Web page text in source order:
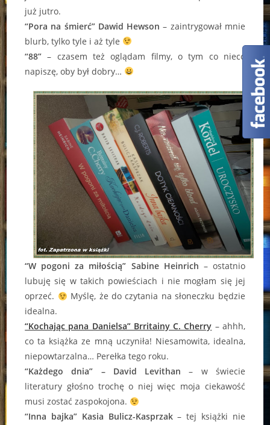
już jutro.
“Pora na śmierć” Dawid Hewson – zaintrygował mnie
blurb, tylko tyle i aż tyle
“88” – czasem też oglądam filmy, o tym co nieco
napiszę, oby był dobry…
“W pogoni za miłością” Sabine Heinrich – ostatnio
lubuję się w takich powieściach i nie mogłam się jej
oprzeć.
Myślę, że do czytania na słoneczku będzie
idealna.
“Kochając pana Danielsa” Brritainy C. Cherry – ahhh,
co ta książka ze mną uczyniła! Niesamowita, idealna,
niepowtarzalna… Perełka tego roku.
“Każdego dnia” – David Levithan – w świecie
literatury głośno trochę o niej więc moja ciekawość
musi zostać zaspokojona.
“Inna bajka” Kasia Bulicz-Kasprzak– tej książki nie